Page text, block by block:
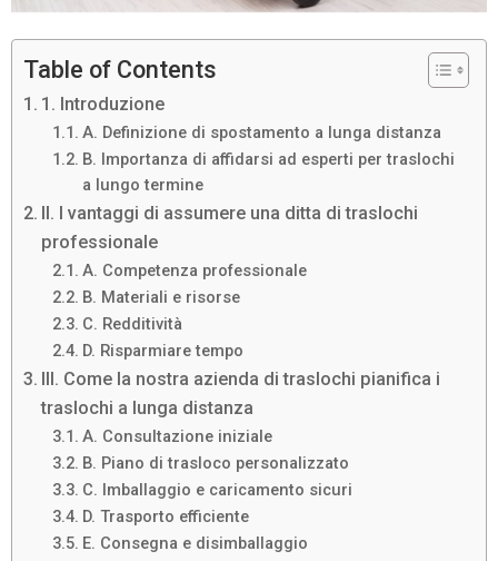
Table of Contents
1. Introduzione
A. Definizione di spostamento a lunga distanza
B. Importanza di affidarsi ad esperti per traslochi
a lungo termine
II. I vantaggi di assumere una ditta di traslochi
professionale
A. Competenza professionale
B. Materiali e risorse
C. Redditività
D. Risparmiare tempo
III. Come la nostra azienda di traslochi pianifica i
traslochi a lunga distanza
A. Consultazione iniziale
B. Piano di trasloco personalizzato
C. Imballaggio e caricamento sicuri
D. Trasporto efficiente
E. Consegna e disimballaggio